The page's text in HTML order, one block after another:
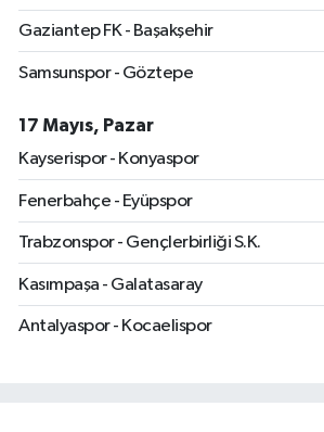
Gaziantep FK - Başakşehir
Samsunspor - Göztepe
17 Mayıs, Pazar
Kayserispor - Konyaspor
Fenerbahçe - Eyüpspor
Trabzonspor - Gençlerbirliği S.K.
Kasımpaşa - Galatasaray
Antalyaspor - Kocaelispor